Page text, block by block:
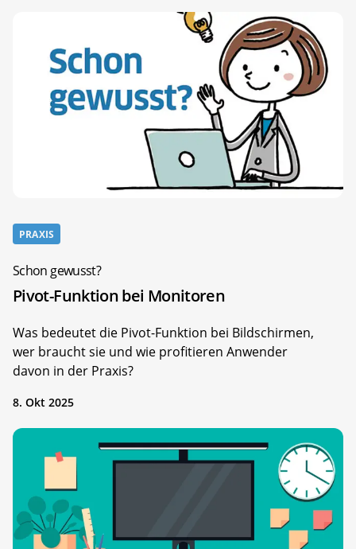
PRAXIS
Schon gewusst?
Pivot-Funktion bei Monitoren
Was bedeutet die Pivot-Funktion bei Bildschirmen,
wer braucht sie und wie profitieren Anwender
davon in der Praxis?
8. Okt 2025